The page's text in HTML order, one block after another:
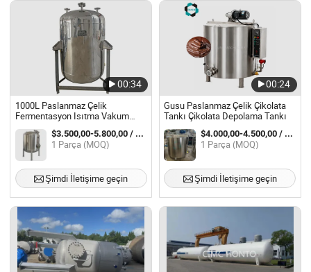
00:34
1000L Paslanmaz Çelik
Fermentasyon Isıtma Vakum
Depolama Tankı
$3.500,00-5.800,00 / Parça
1 Parça (MOQ)
Şimdi İletişime geçin
00:24
Gusu Paslanmaz Çelik Çikolata
Tankı Çikolata Depolama Tankı
$4.000,00-4.500,00 / Parça
1 Parça (MOQ)
Şimdi İletişime geçin